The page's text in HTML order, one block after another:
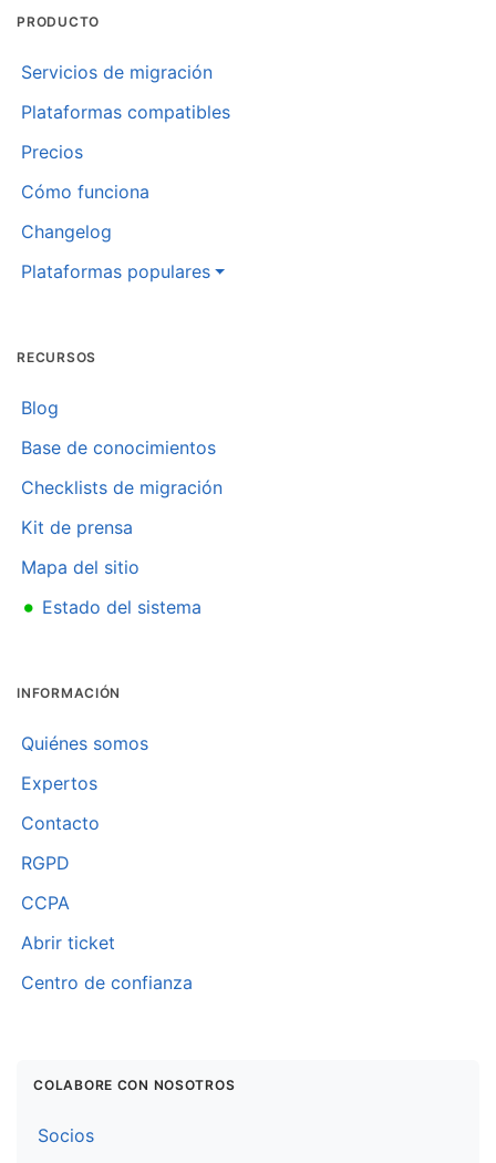
PRODUCTO
Servicios de migración
Plataformas compatibles
Precios
Cómo funciona
Changelog
Plataformas populares
RECURSOS
Blog
Base de conocimientos
Checklists de migración
Kit de prensa
Mapa del sitio
• Estado del sistema
INFORMACIÓN
Quiénes somos
Expertos
Contacto
RGPD
CCPA
Abrir ticket
Centro de confianza
COLABORE CON NOSOTROS
Socios